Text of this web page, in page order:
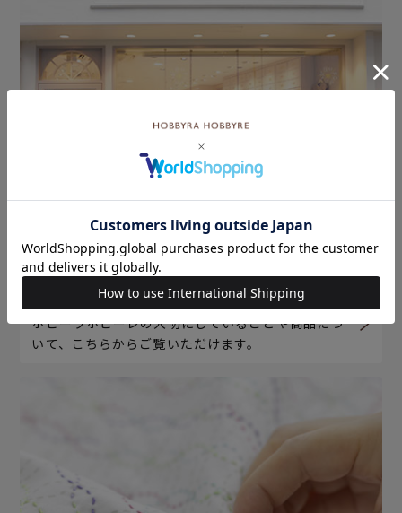
ホビーラホビーレについて
ホビーラホビーレの大切にしていることや商品につ
いて、こちらからご覧いただけます。